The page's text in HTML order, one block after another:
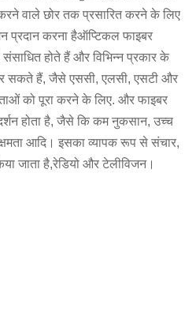
वाले छोर तक प्रसारित करने के लिए
प्रदान करना हैऑप्टिकल फाइबर
होते हैं और विभिन्न प्रकार के
सकते हैं, जैसे एससी, एलसी, एसटी और
को पूरा करने के लिए. और फाइबर
होता है, जैसे कि कम नुकसान, उच्च
आदि। इसका व्यापक रूप से संचार,
जाता है,रेडियो और टेलीविजन।